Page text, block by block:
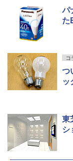
パ
た
コ
つ
ッ
東
シ